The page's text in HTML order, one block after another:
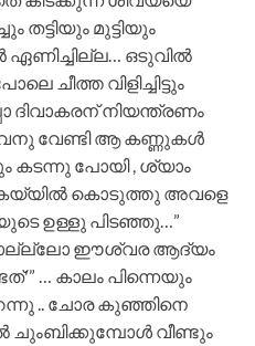
തട്ടിയും മുട്ടിയും
ഏണിച്ചില്ല… ഒടുവിൽ
ചീത്ത വിളിച്ചിട്ടും
ദിവാകരന് നിയന്ത്രണം
വേണ്ടി ആ കണ്ണുകൾ
കടന്നു പോയി , ശ്യാം
കയ്യിൽ കൊടുത്തു അവളെ
ഉള്ളു പിടഞ്ഞു…”
ഈശ്വര ആദ്യം
… കാലം പിന്നെയും
.. ചോര കുഞ്ഞിനെ
ചുംബിക്കുമ്പോൾ വീണ്ടും